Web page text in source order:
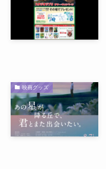
映画グッズ